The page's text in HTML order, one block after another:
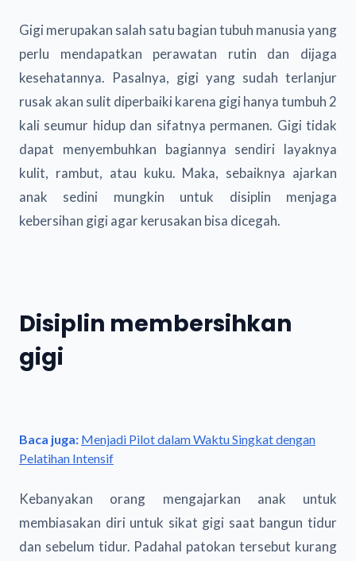
Gigi merupakan salah satu bagian tubuh manusia yang
perlu mendapatkan perawatan rutin dan dijaga
kesehatannya. Pasalnya, gigi yang sudah terlanjur
rusak akan sulit diperbaiki karena gigi hanya tumbuh 2
kali seumur hidup dan sifatnya permanen. Gigi tidak
dapat menyembuhkan bagiannya sendiri layaknya
kulit, rambut, atau kuku. Maka, sebaiknya ajarkan
anak sedini mungkin untuk disiplin menjaga
kebersihan gigi agar kerusakan bisa dicegah.
Disiplin membersihkan
gigi
Baca juga: Menjadi Pilot dalam Waktu Singkat dengan
Pelatihan Intensif
Kebanyakan orang mengajarkan anak untuk
membiasakan diri untuk sikat gigi saat bangun tidur
dan sebelum tidur. Padahal patokan tersebut kurang